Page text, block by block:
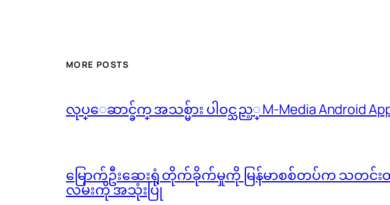
MORE POSTS
လုပ္ေဆာင္ခ်က္ အသစ္မ်ား ပါဝင္သည့္ M-Media Android
မြောက်ဦးဆေးရုံ တိုက်ခိုက်မှုကို မြန်မာစစ်တပ်က သတင်းထု
လမ်းကို အသုံးပြု